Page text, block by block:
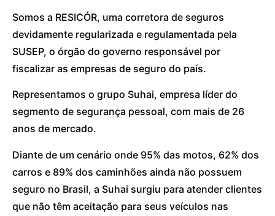
Somos a RESICÓR, uma corretora de seguros
devidamente regularizada e regulamentada pela
SUSEP, o órgão do governo responsável por
fiscalizar as empresas de seguro do país.
Representamos o grupo Suhai, empresa líder do
segmento de segurança pessoal, com mais de 26
anos de mercado.
Diante de um cenário onde 95% das motos, 62% dos
carros e 89% dos caminhões ainda não possuem
seguro no Brasil, a Suhai surgiu para atender clientes
que não têm aceitação para seus veículos nas